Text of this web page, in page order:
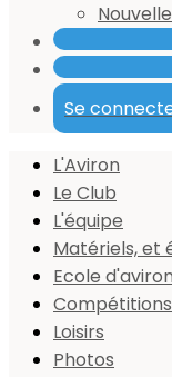
Se
L'Aviron
Le Club
L'équipe
Matériels, et
Ecole
Compétitions
Loisirs
Photos